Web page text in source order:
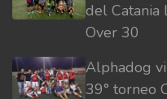
del Catania
Over 30
Alphadog
39° torneo